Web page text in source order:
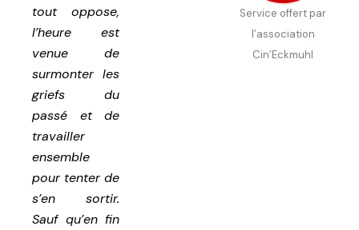
tout oppose,
l’heure est
venue de
surmonter les
griefs du
passé et de
travailler
ensemble
pour tenter de
s’en sortir.
Sauf qu’en fin
Service offert par
l’association
Cin’Eckmuhl